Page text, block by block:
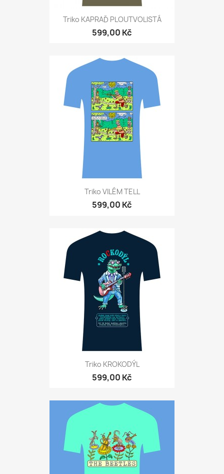
Triko KAPRAĎ PLOUTVOLISTÁ
599,00 Kč
Triko VILÉM TELL
599,00 Kč
Triko KROKODÝL
599,00 Kč